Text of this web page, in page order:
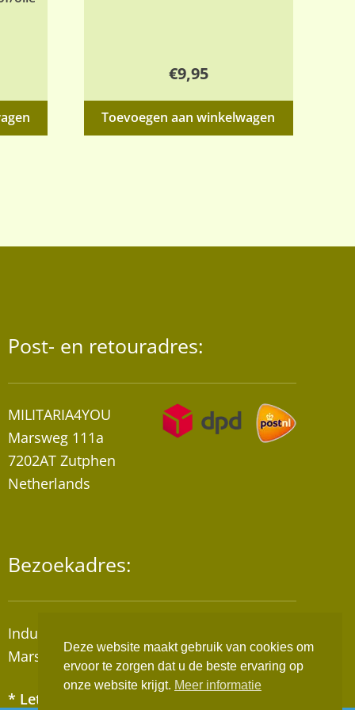
€9,95
Toevoegen aan winkelwagen
Post- en retouradres:
MILITARIA4YOU
Marsweg 111a
7202AT Zutphen
Netherlands
Bezoekadres:
Industrieterrein “De Mars”
Marsweg 111A, 7202AT Zutphen
* Let op! Wij zijn geen winkel!
Deze website maakt gebruik van cookies om
ervoor te zorgen dat u de beste ervaring op
onze website krijgt. Meer informatie